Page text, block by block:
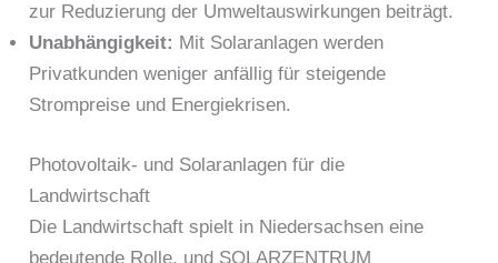
zur Reduzierung der Umweltauswirkungen beiträgt.
Unabhängigkeit: Mit Solaranlagen werden
Privatkunden weniger anfällig für steigende
Strompreise und Energiekrisen.
Photovoltaik- und Solaranlagen für die
Landwirtschaft
Die Landwirtschaft spielt in Niedersachsen eine
bedeutende Rolle, und SOLARZENTRUM